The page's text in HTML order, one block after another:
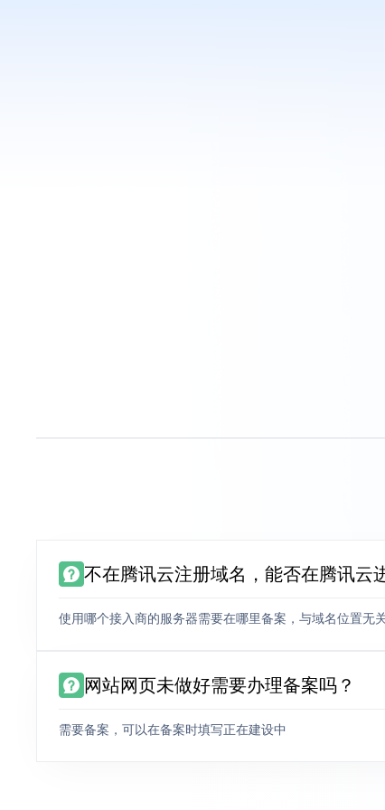
不在腾讯云注册域名，能否在腾讯云
使用哪个接入商的服务器需要在哪里备案，与域名位置无
网站网页未做好需要办理备案吗？
需要备案，可以在备案时填写正在建设中